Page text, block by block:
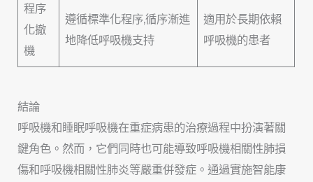
程序
化撤
機
遵循標準化程序,循序漸進
地降低呼吸機支持
適用於長期依賴
呼吸機的患者
結論
呼吸機和睡眠呼吸機在重症病患的治療過程中扮演著關
鍵角色。然而，它們同時也可能導致呼吸機相關性肺損
傷和呼吸機相關性肺炎等嚴重併發症。通過實施智能康